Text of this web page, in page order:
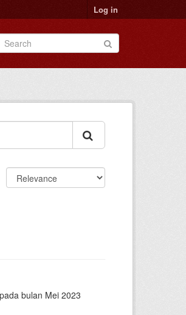
Log in
bulan Mei 2023